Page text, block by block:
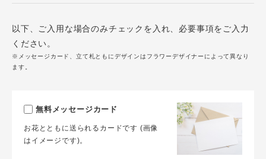
以下、ご入用な場合のみチェックを入れ、必要事項をご入力
ください。
※メッセージカード、立て札ともにデザインはフラワーデザイナーによって異なり
ます。
無料メッセージカード
お花とともに送られるカードです (画像
はイメージです)。